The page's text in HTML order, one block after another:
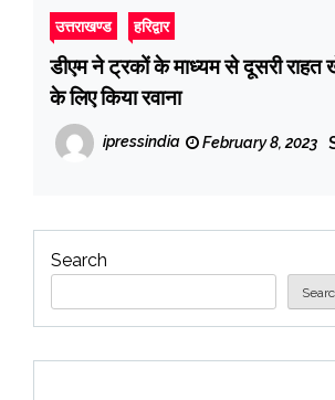
उत्तराखण्ड हरिद्वार
डीएम ने ट्रकों के माध्यम से दूसरी राहत
के लिए किया रवाना
ipressindia February 8, 2023
Search